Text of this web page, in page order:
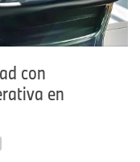
con
en